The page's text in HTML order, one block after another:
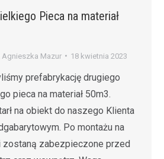
Pieca na materiał
Agnieszka Mazur 18 kwietnia 2023
prefabrykację drugiego
pieca na materiał 50m3.
na obiekt do naszego Klienta
Po montażu na
zostaną zabezpieczone przed